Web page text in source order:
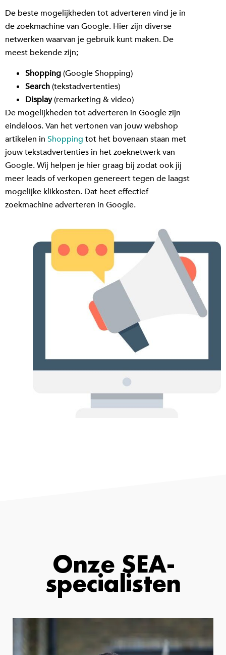
De beste mogelijkheden tot adverteren vind je in
de zoekmachine van Google. Hier zijn diverse
netwerken waarvan je gebruik kunt maken. De
meest bekende zijn;
Shopping(Google Shopping)
Search(tekstadvertenties)
Display(remarketing & video)
De mogelijkheden tot adverteren in Google zijn
eindeloos. Van het vertonen van jouw webshop
artikelen in Shopping tot het bovenaan staan met
jouw tekstadvertenties in het zoeknetwerk van
Google. Wij helpen je hier graag bij zodat ook jij
meer leads of verkopen genereert tegen de laagst
mogelijke klikkosten. Dat heet effectief
zoekmachine adverteren in Google.
Onze SEA-
specialisten